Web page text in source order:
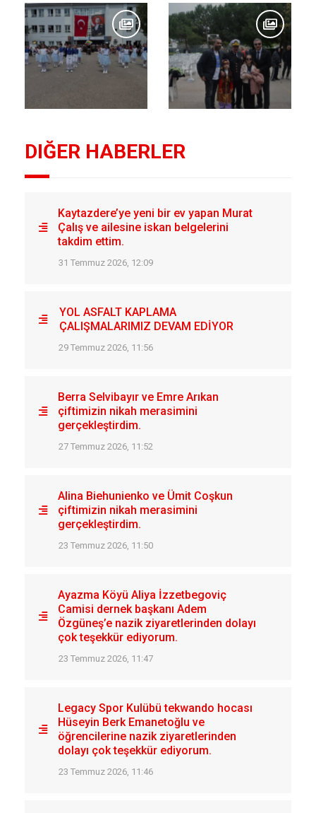
DIĞER HABERLER
Kaytazdere’ye yeni bir ev yapan Murat
Çalış ve ailesine iskan belgelerini
takdim ettim.
31 Temmuz 2026, 12:09
YOL ASFALT KAPLAMA
ÇALIŞMALARIMIZ DEVAM EDİYOR
29 Temmuz 2026, 11:56
Berra Selvibayır ve Emre Arıkan
çiftimizin nikah merasimini
gerçekleştirdim.
27 Temmuz 2026, 11:52
Alina Biehunienko ve Ümit Coşkun
çiftimizin nikah merasimini
gerçekleştirdim.
23 Temmuz 2026, 11:50
Ayazma Köyü Aliya İzzetbegoviç
Camisi dernek başkanı Adem
Özgüneş’e nazik ziyaretlerinden dolayı
çok teşekkür ediyorum.
23 Temmuz 2026, 11:47
Legacy Spor Kulübü tekwando hocası
Hüseyin Berk Emanetoğlu ve
öğrencilerine nazik ziyaretlerinden
dolayı çok teşekkür ediyorum.
23 Temmuz 2026, 11:46